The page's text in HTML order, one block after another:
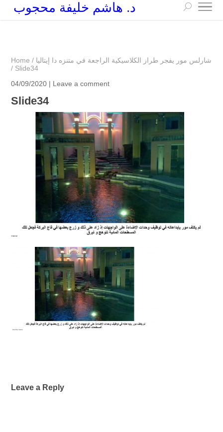
د. هاشم خليفة محجوب
Home / شارلس مور يفجر طراز الكلاسيكية الراجعة في متنزه دا إيتاليا
/ Slide34
04/09/2020 | Leave a comment
Slide34
Leave a Reply